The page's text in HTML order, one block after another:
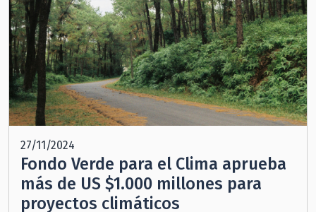
27/11/2024
Fondo Verde para el Clima aprueba
más de US $1.000 millones para
proyectos climáticos